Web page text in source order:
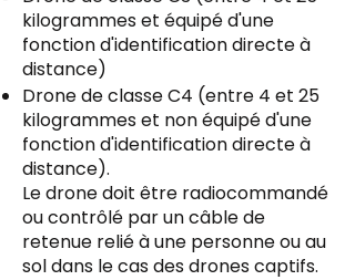
kilogrammes et équipé d'une
fonction d'identification directe à
distance)
Drone de classe C4 (entre 4 et 25
kilogrammes et non équipé d'une
fonction d'identification directe à
distance).
Le drone doit être radiocommandé
ou contrôlé par un câble de
retenue relié à une personne ou au
sol dans le cas des drones captifs.